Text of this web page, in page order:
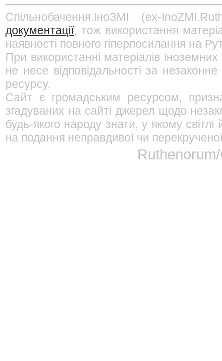
Спільнобачення.ІноЗМІ (ex-
документації, тож використання
наявності повного гіперпосилання на
При використанні матеріалів
не несе відповідальності за
ресурсу.
Сайт є громадським ресурсом,
згадуваних на сайті джерел щодо
будь-якого народу знати, у якому
на подання неправдивої чи